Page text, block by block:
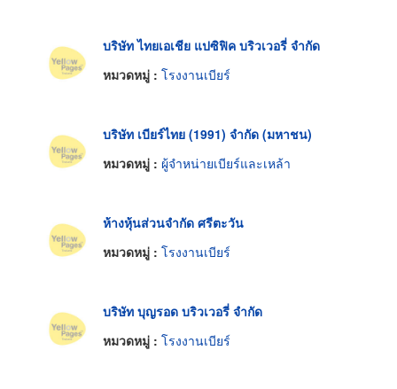
บริษัท ไทยเอเชีย แปซิฟิค บริวเวอรี่ จำกัด
หมวดหมู่ : โรงงานเบียร์
บริษัท เบียร์ไทย (1991) จำกัด (มหาชน)
หมวดหมู่ : ผู้จำหน่ายเบียร์และเหล้า
ห้างหุ้นส่วนจำกัด ศรีตะวัน
หมวดหมู่ : โรงงานเบียร์
บริษัท บุญรอด บริวเวอรี่ จำกัด
หมวดหมู่ : โรงงานเบียร์